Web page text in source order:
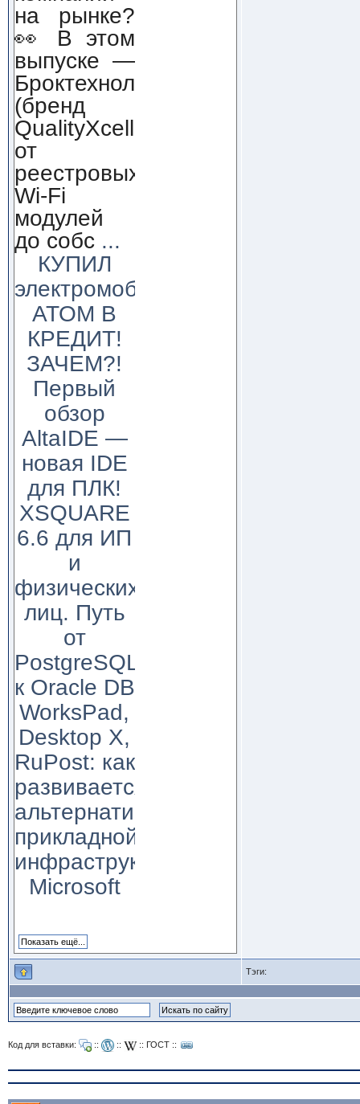
на рынке?
👀 В этом
выпуске —
Броктехнолоджи
(бренд
QualityXcellence):
от
реестровых
Wi-Fi
модулей
до собс ...
КУПИЛ
электромобиль
АТОМ В
КРЕДИТ!
ЗАЧЕМ?!
Первый
обзор
AltaIDE —
новая IDE
для ПЛК!
XSQUARE
6.6 для ИП
и
физических
лиц. Путь
от
PostgreSQL
к Oracle DB
WorksPad,
Desktop X,
RuPost: как
развивается
альтернатива
прикладной
инфраструктуре
Microsoft
Тэги:
Код для вставки: :: :: :: ГОСТ::